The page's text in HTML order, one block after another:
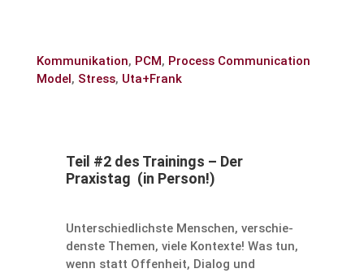
Kommunikation, PCM, Process Communication
Model, Stress, Uta+Frank
Teil #2 des Trainings – Der
Praxistag (in Person!)
Unter­schied­lichste Menschen, verschie­
denste Themen, viele Kontexte! Was tun,
wenn statt Offen­heit, Dialog und